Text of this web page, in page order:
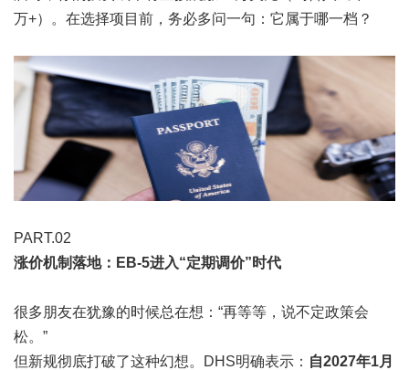
万+）。在选择项目前，务必多问一句：它属于哪一档？
PART.02
涨价机制落地：EB-5进入“定期调价”时代
很多朋友在犹豫的时候总在想：“再等等，说不定政策会
松。”
但新规彻底打破了这种幻想。DHS明确表示： 自2027年1月